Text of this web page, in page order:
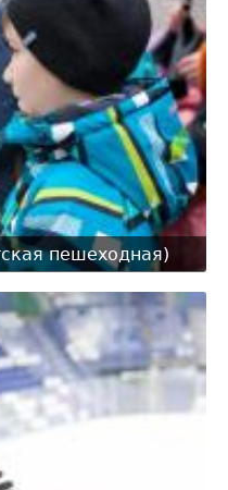
пешеходная)